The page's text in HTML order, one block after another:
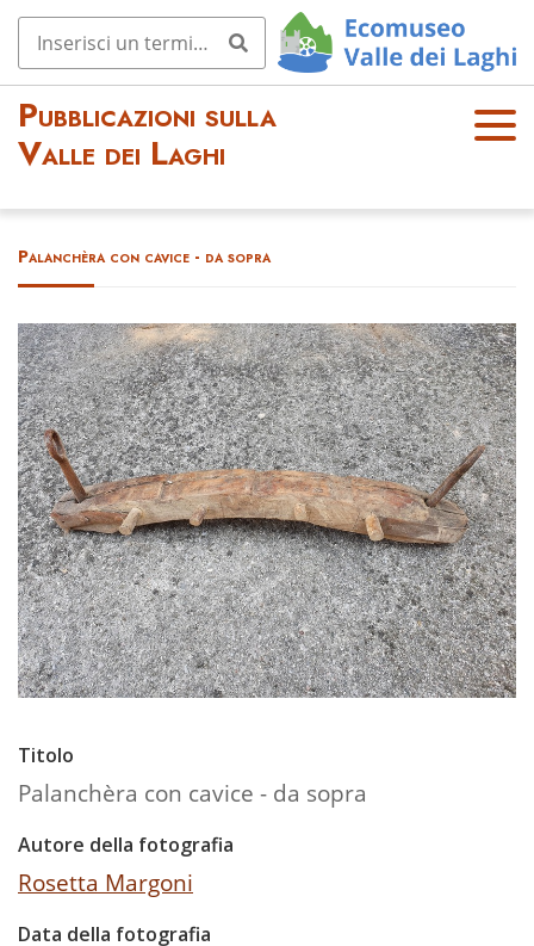
Pubblicazioni sulla
Valle dei Laghi
OPE
Palanchèra con cavice - da sopra
Titolo
Palanchèra con cavice - da sopra
Autore della fotografia
Rosetta Margoni
Data della fotografia